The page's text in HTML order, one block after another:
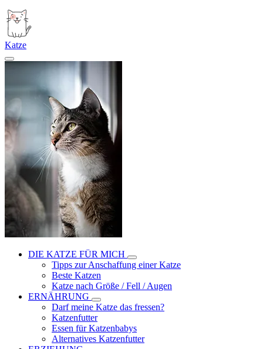
Katze
DIE KATZE FÜR MICH
Tipps zur Anschaffung einer Katze
Beste Katzen
Katze nach Größe / Fell / Augen
ERNÄHRUNG
Darf meine Katze das fressen?
Katzenfutter
Essen für Katzenbabys
Alternatives Katzenfutter